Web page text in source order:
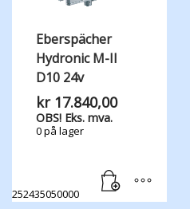
Eberspächer
Hydronic M-II
D10 24v
kr17.840,00
OBS! Eks. mva.
0 på lager
252435050000